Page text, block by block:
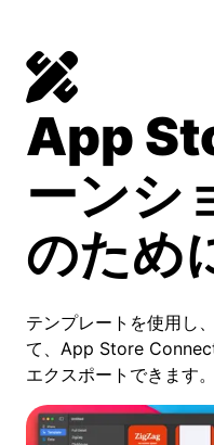
App
ーンシ
のため
テンプレートを使用し
て、App Store
エクスポートできます。